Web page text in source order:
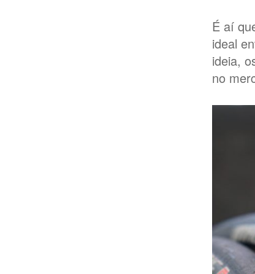
É aí
ideal
ideia,
no